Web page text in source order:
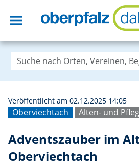
menu
Oberviechtach Alten- und
Veröffentlicht am 02.12.2025 14:05
Adventszauber im
Oberviechtach